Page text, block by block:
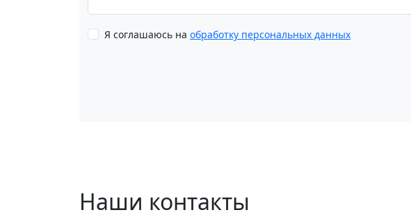
Я соглашаюсь на обработку персональных данных
Наши контакты